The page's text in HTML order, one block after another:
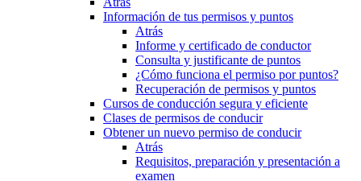
Información de tus permisos y puntos
Atrás
Informe y certificado de conductor
Consulta y justificante de puntos
¿Cómo funciona el permiso por puntos?
Recuperación de permisos y puntos
Cursos de conducción segura y eficiente
Clases de permisos de conducir
Obtener un nuevo permiso de conducir
Atrás
Requisitos, preparación y presentación a
examen